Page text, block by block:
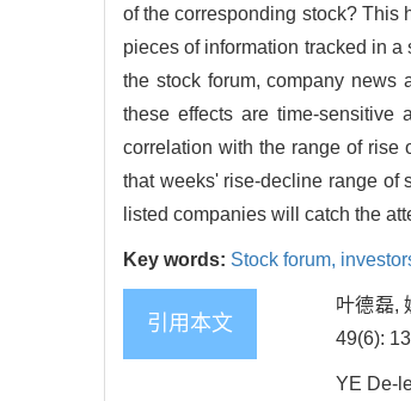
of the corresponding stock? This
pieces of information tracked in
the stock forum, company news
these effects are time-sensitive
correlation with the range of rise
that weeks' rise-decline range of
listed companies will catch the
Key words: Stock forum,
引用本文
叶德磊,
49(6):
YE De-